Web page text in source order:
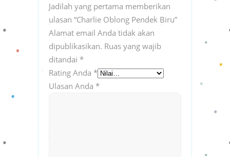
Jadilah yang pertama memberikan
ulasan “Charlie Oblong Pendek Biru”
Alamat email Anda tidak akan
dipublikasikan. Ruas yang wajib
ditandai *
Rating Anda *
Ulasan Anda *